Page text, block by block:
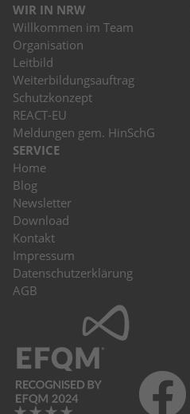
WIR IN NRW
Willkommen im Team
Organisation
Leitbild
Weiterbildungsauftrag
Schutzkonzept
REACT-EU
Meldungen gem. HinSchG
SERVICE
Home
Blog
Newsletter
Download
Kontakt
Impressum
Datenschutzerklärung
AGB